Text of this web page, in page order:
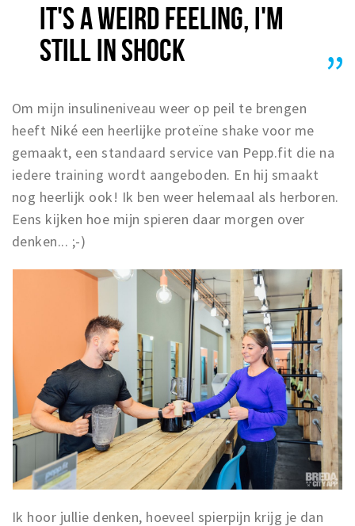
IT'S A WEIRD FEELING, I'M
STILL IN SHOCK
Om mijn insulineniveau weer op peil te brengen
heeft Niké een heerlijke proteïne shake voor me
gemaakt, een standaard service van Pepp.fit die na
iedere training wordt aangeboden. En hij smaakt
nog heerlijk ook! Ik ben weer helemaal als herboren.
Eens kijken hoe mijn spieren daar morgen over
denken... ;-)
Ik hoor jullie denken, hoeveel spierpijn krijg je dan